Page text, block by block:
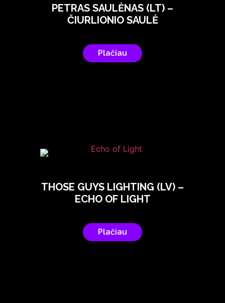
PETRAS SAULĖNAS (LT) –
ČIURLIONIO SAULĖ
Plačiau
THOSE GUYS LIGHTING (LV) –
ECHO OF LIGHT
Plačiau